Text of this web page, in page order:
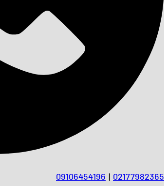
09106454196 | 02177982365